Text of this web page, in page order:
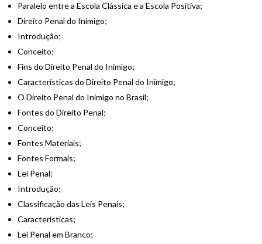
Paralelo entre a Escola Clássica e a Escola Positiva;
Direito Penal do Inimigo;
Introdução;
Conceito;
Fins do Direito Penal do Inimigo;
Características do Direito Penal do Inimigo;
O Direito Penal do Inimigo no Brasil;
Fontes do Direito Penal;
Conceito;
Fontes Materiais;
Fontes Formais;
Lei Penal;
Introdução;
Classificação das Leis Penais;
Características;
Lei Penal em Branco;